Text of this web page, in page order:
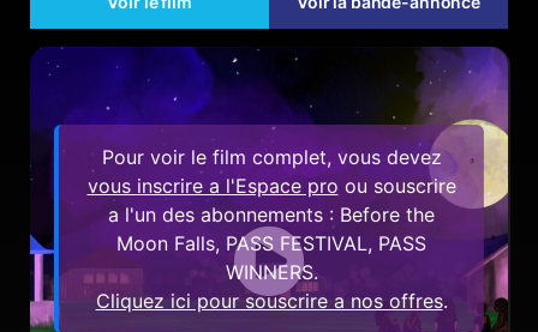
Pour voir le film complet, vous devez
vous inscrire a l'Espace pro ou souscrire
a l'un des abonnements : Before the
Moon Falls, PASS FESTIVAL, PASS
WINNERS.
Cliquez ici pour souscrire a nos offres.